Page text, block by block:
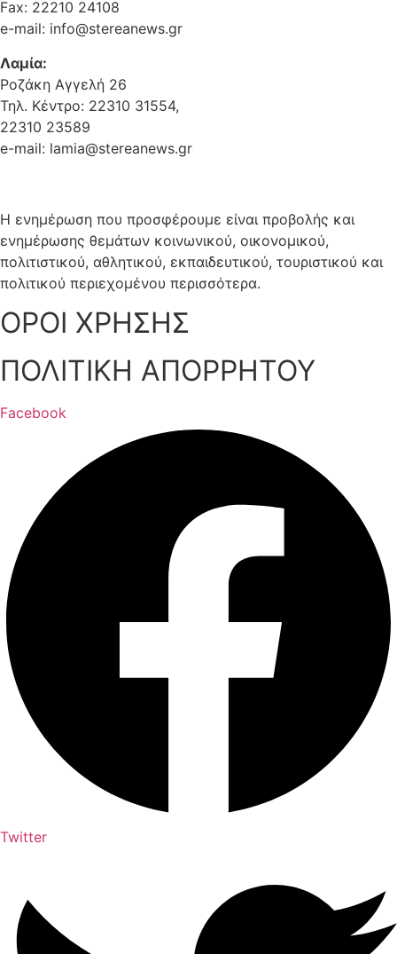
Fax: 22210 24108
e-mail: info@stereanews.gr
Λαμία:
Ροζάκη Αγγελή 26
Τηλ. Κέντρο: 22310 31554,
22310 23589
e-mail: lamia@stereanews.gr
Η ενημέρωση που προσφέρουμε είναι προβολής και
ενημέρωσης θεμάτων κοινωνικού, οικονομικού,
πολιτιστικού, αθλητικού, εκπαιδευτικού, τουριστικού και
πολιτικού περιεχομένου περισσότερα.
ΟΡΟΙ ΧΡΗΣΗΣ
ΠΟΛΙΤΙΚΗ ΑΠΟΡΡΗΤΟΥ
Facebook
Twitter